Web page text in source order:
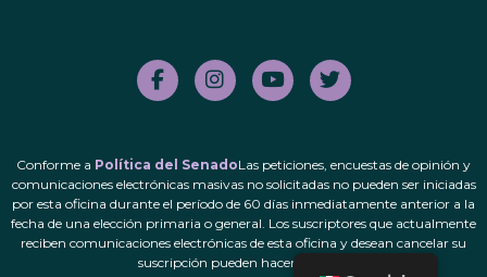
Conforme a Política del SenadoLas peticiones, encuestas de opinión y
comunicaciones electrónicas masivas no solicitadas no pueden ser iniciadas
por esta oficina durante el período de 60 días inmediatamente anterior a la
fecha de una elección primaria o general. Los suscriptores que actualmente
reciben comunicaciones electrónicas de esta oficina y desean cancelar su
suscripción pueden hacerlo.